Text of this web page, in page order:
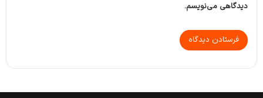
دیدگاهی می‌نویسم.